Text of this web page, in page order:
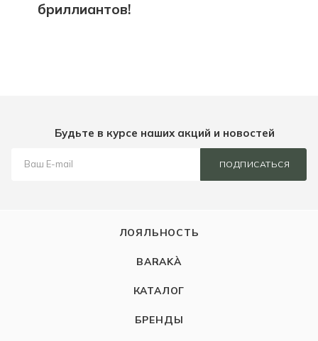
бриллиантов!
Будьте в курсе наших акций и новостей
ПОДПИСАТЬСЯ
ЛОЯЛЬНОСТЬ
BARAKÀ
КАТАЛОГ
БРЕНДЫ